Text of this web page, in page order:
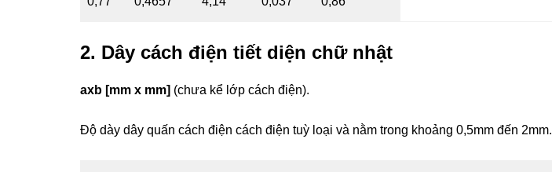
2. Dây cách điện tiết diện chữ nhật
axb [mm x mm] (chưa kể lớp cách điện).
Độ dày dây quấn cách điện cách điện tuỳ loại và nằm trong khoảng 0,5mm đến 2mm.